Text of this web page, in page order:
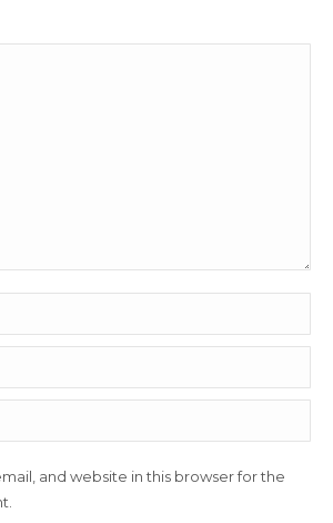
and website in this browser for the